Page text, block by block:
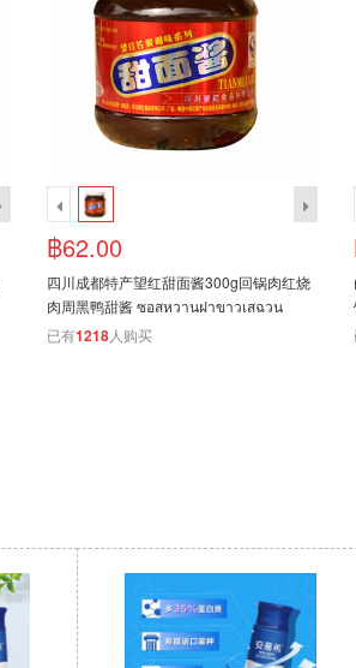
฿62.00
四川成都特产望红甜面酱300g回锅肉红烧
肉周黑鸭甜酱 ซอสหวานฝาขาวเสฉวน
已有1218人购买